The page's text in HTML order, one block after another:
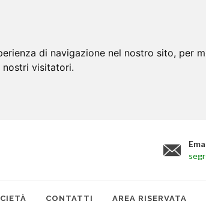
di navigazione nel nostro sito, per
visitatori.
CONTATTI AREA RISERVATA